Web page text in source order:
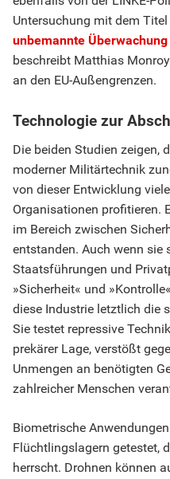
Untersuchung mit dem Titel
unbemannte
beschreibt Matthias
an den EU-Außengrenzen.
Technologie zur
Die beiden Studien zeigen,
moderner Militärtechnik
von dieser Entwicklung
Organisationen profitieren.
im Bereich zwischen
entstanden. Auch wenn sie
Staatsführungen und
»Sicherheit« und
diese Industrie letztlich die
Sie testet repressive
prekärer Lage, verstößt
Unmengen an benötigten
zahlreicher Menschen
Biometrische
Flüchtlingslagern getestet,
herrscht. Drohnen können